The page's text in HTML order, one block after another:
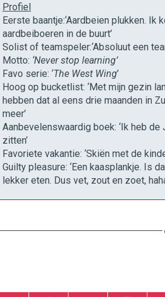
Profiel
Eerste baantje:‘Aardbeien plukken. Ik
aardbeiboeren in de buurt’
Solist of teamspeler:‘Absoluut een
Motto: ‘Never stop learning’
Favo serie: ‘The West Wing’
Hoog op bucketlist: ‘Met mijn gezin
hebben dat al eens drie maanden in
meer’
Aanbevelenswaardig boek: ‘Ik heb
zitten’
Favoriete vakantie: ‘Skiën met de
Guilty pleasure: ‘Een kaasplankje. Is
lekker eten. Dus vet, zout en zoet,